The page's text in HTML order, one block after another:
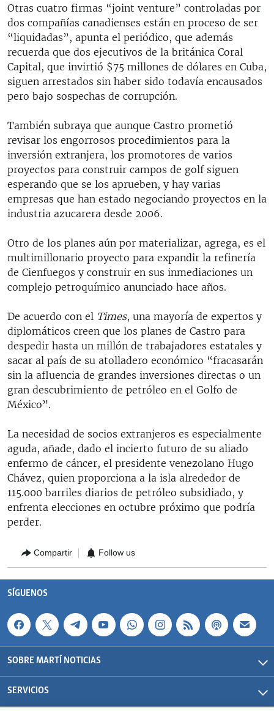
Otras cuatro firmas “joint venture” controladas por
dos compañías canadienses están en proceso de ser
“liquidadas”, apunta el periódico, que además
recuerda que dos ejecutivos de la británica Coral
Capital, que invirtió $75 millones de dólares en Cuba,
siguen arrestados sin haber sido todavía encausados
pero bajo sospechas de corrupción.
También subraya que aunque Castro prometió
revisar los engorrosos procedimientos para la
inversión extranjera, los promotores de varios
proyectos para construir campos de golf siguen
esperando que se los aprueben, y hay varias
empresas que han estado negociando proyectos en la
industria azucarera desde 2006.
Otro de los planes aún por materializar, agrega, es el
multimillonario proyecto para expandir la refinería
de Cienfuegos y construir en sus inmediaciones un
complejo petroquímico anunciado hace años.
De acuerdo con el Times, una mayoría de expertos y
diplomáticos creen que los planes de Castro para
despedir hasta un millón de trabajadores estatales y
sacar al país de su atolladero económico “fracasarán
sin la afluencia de grandes inversiones directas o un
gran descubrimiento de petróleo en el Golfo de
México”.
La necesidad de socios extranjeros es especialmente
aguda, añade, dado el incierto futuro de su aliado
enfermo de cáncer, el presidente venezolano Hugo
Chávez, quien proporciona a la isla alrededor de
115.000 barriles diarios de petróleo subsidiado, y
enfrenta elecciones en octubre próximo que podría
perder.
Compartir Follow us
SÍGUENOS
SOBRE MARTÍ NOTICIAS
SERVICIOS